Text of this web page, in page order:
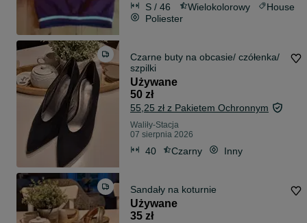
S / 46 Wielokolorowy
House
Poliester
Czarne buty na obcasie/ czółenka/
szpilki
Używane
50 zł
55,25 zł z Pakietem Ochronnym
Waliły-Stacja
07 sierpnia 2026
40 Czarny Inny
Sandały na koturnie
Używane
35 zł